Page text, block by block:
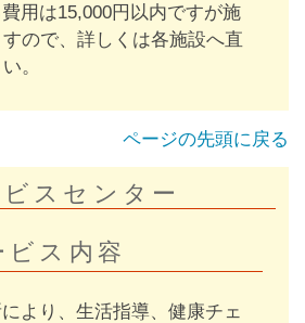
用は15,000円以内ですが施
ので、詳しくは各施設へ直
。
ページの先頭に戻る
スセンター
ビス内容
より、生活指導、健康チェ